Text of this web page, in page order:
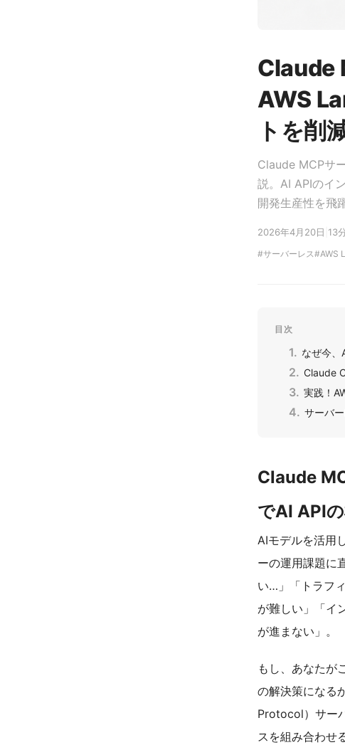
Claude
AWS
トを削
Claude MCPサ
説。AI APIのイ
開発生産性を飛
2026年4月20日 13
サーバーレス AWS
目次
なぜ今、
Claude
実践！
サーバ
Claude
でAI API
AIモデルを活用
ーの運用課題に
い…」「トラフ
が難しい」「イ
が進まない」。
もし、あなたが
の解決策になる
Protocol）サー
スを組み合わせ